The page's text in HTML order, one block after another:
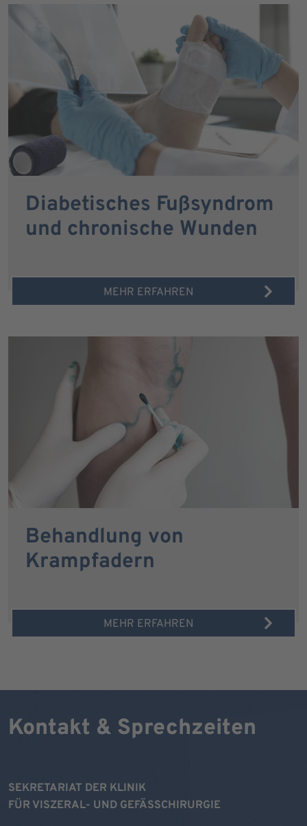
Diabetisches Fußsyndrom
und chronische Wunden
MEHR ERFAHREN
Behandlung von
Krampfadern
MEHR ERFAHREN
Kontakt & Sprechzeiten
SEKRETARIAT DER KLINIK
FÜR VISZERAL- UND GEFÄSSCHIRURGIE